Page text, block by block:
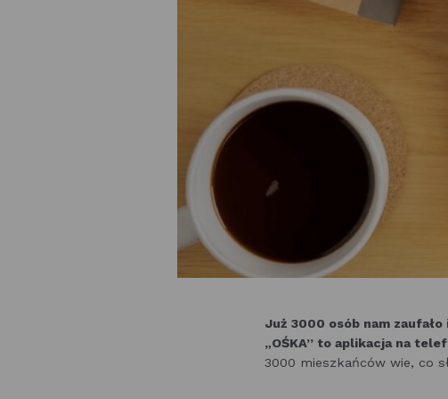
Już 3000 osób nam zaufało
„OŚKA” to aplikacja na
3000 mieszkańców wie, co